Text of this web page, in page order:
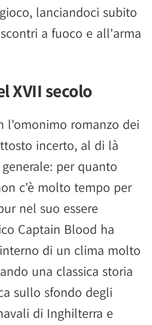
lanciandoci subito
a fuoco e all'arma
XVII secolo
l'omonimo romanzo dei
incerto, al di là
per quanto
c'è molto tempo per
nel suo essere
Captain Blood ha
di un clima molto
una classica storia
sullo sfondo degli
di Inghilterra e